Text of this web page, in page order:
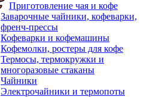
Приготовление чая и кофе
Заварочные чайники, кофеварки,
френч-прессы
Кофеварки и кофемашины
Кофемолки, ростеры для кофе
Термосы, термокружки и
многоразовые стаканы
Чайники
Электрочайники и термопоты